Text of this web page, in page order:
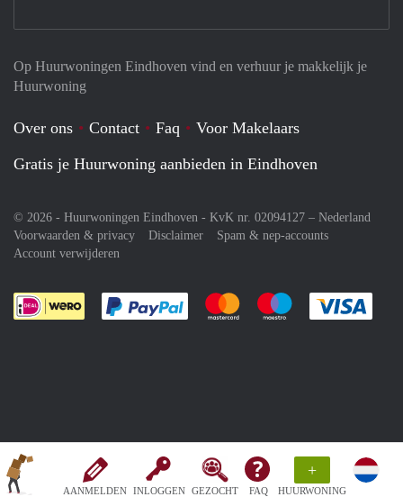
AANMELDEN INLOGGEN GEZOCHT FAQ
+
HUURWONING
Op Huurwoningen Eindhoven vind en verhuur je makkelijk je
Huurwoning
Over ons Contact Faq
Voor Makelaars
Gratis je Huurwoning aanbieden in Eindhoven
© 2026 - Huurwoningen Eindhoven - KvK nr. 02094127 – Nederland
Voorwaarden & privacy
Disclaimer
Spam & nep-accounts
Account verwijderen
Je rekent gemakkelijk af met Paypal
Je rekent gemakkelijk af met
Je rekent